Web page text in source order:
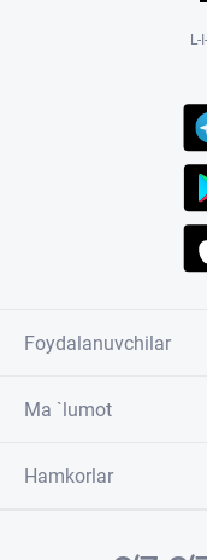
L-
Foydalanuvchilar
Ma `lumot
Hamkorlar